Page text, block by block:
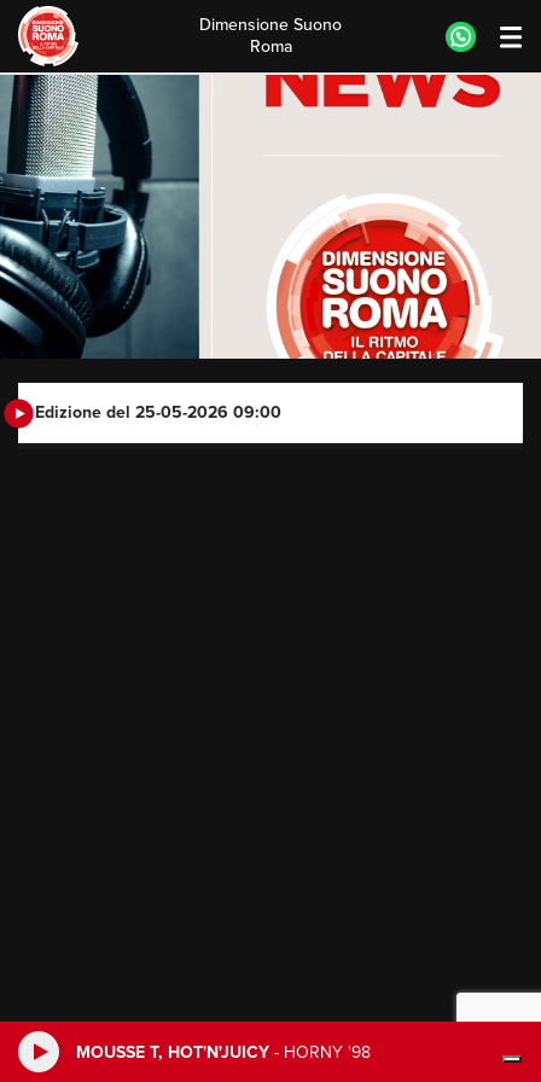
MOUSSE T, HOT'N'JUICY - HORNY '98
Skip
to
content
Dimensione Suono
Roma
Edizione del 25-05-2026 09:00